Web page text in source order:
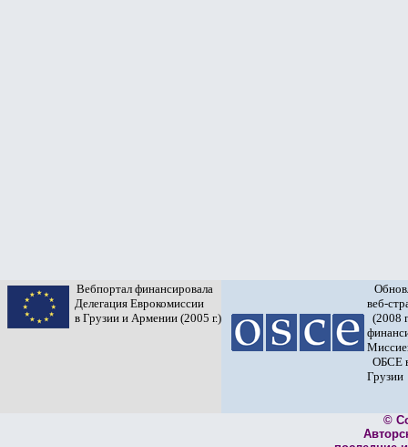
Вебпортал финансировала
Делегация Еврокомиссии
в Грузии и Армении (2005 г.)
веб-
(2008
ОБСЕ
Грузии
©